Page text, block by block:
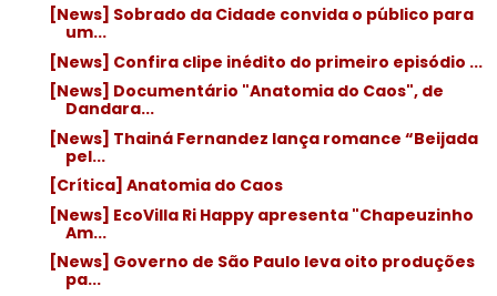
[News] Sobrado da Cidade convida o público para
um...
[News] Confira clipe inédito do primeiro episódio ...
[News] Documentário "Anatomia do Caos", de
Dandara...
[News] Thainá Fernandez lança romance “Beijada
pel...
[Crítica] Anatomia do Caos
[News] EcoVilla Ri Happy apresenta "Chapeuzinho
Am...
[News] Governo de São Paulo leva oito produções
pa...